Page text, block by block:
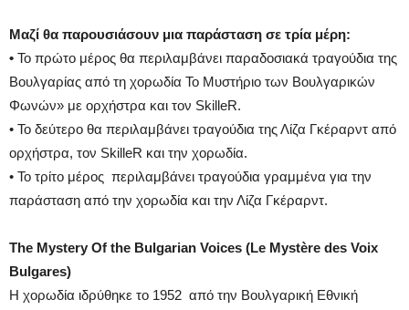
Μαζί θα παρουσιάσουν μια παράσταση σε τρία μέρη:
• Το πρώτο μέρος θα περιλαμβάνει παραδοσιακά τραγούδια της
Βουλγαρίας από τη χορωδία Το Μυστήριο των Βουλγαρικών
Φωνών» με ορχήστρα και τον SkilleR.
• Το δεύτερο θα περιλαμβάνει τραγούδια της Λίζα Γκέραρντ από
ορχήστρα, τον SkilleR και την χορωδία.
• Το τρίτο μέρος περιλαμβάνει τραγούδια γραμμένα για την
παράσταση από την χορωδία και την Λίζα Γκέραρντ.
The Mystery Of the Bulgarian Voices (Le Mystère des Voix
Bulgares)
Η χορωδία ιδρύθηκε το 1952 από την Βουλγαρική Εθνική